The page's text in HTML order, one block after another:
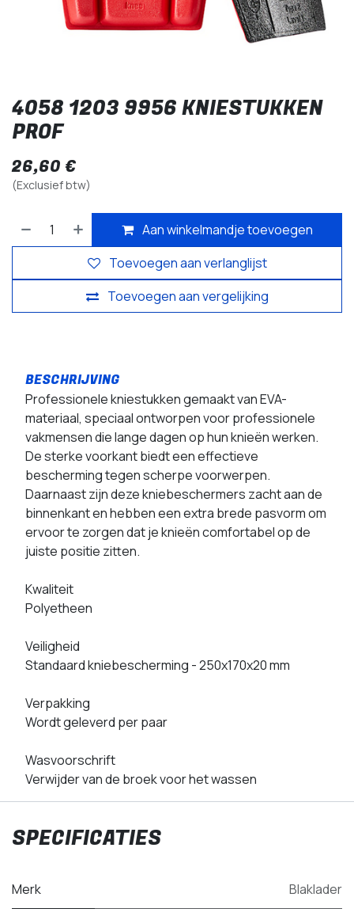
4058 1203 9956 KNIESTUKKEN
PROF
26,60 €
(Exclusief btw)
Aan winkelmandje toevoegen
Toevoegen aan vergelijking
Toevoegen aan verlanglijst
Professionele kniestukken gemaakt van EVA-
materiaal, speciaal ontworpen voor professionele
vakmensen die lange dagen op hun knieën werken.
De sterke voorkant biedt een effectieve
bescherming tegen scherpe voorwerpen.
Daarnaast zijn deze kniebeschermers zacht aan de
binnenkant en hebben een extra brede pasvorm om
ervoor te zorgen dat je knieën comfortabel op de
juiste positie zitten.
Kwaliteit
Polyetheen
Veiligheid
Standaard kniebescherming - 250x170x20 mm
Verpakking
Wordt geleverd per paar
Wasvoorschrift
Verwijder van de broek voor het wassen
SPECIFICATIES
Merk Blaklader